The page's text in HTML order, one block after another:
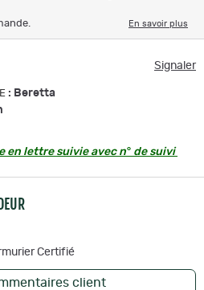
En savoir plus
Signaler
: Beretta
en lettre suivie avec n° de suivi
Certifié
client